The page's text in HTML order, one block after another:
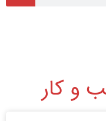
و کار